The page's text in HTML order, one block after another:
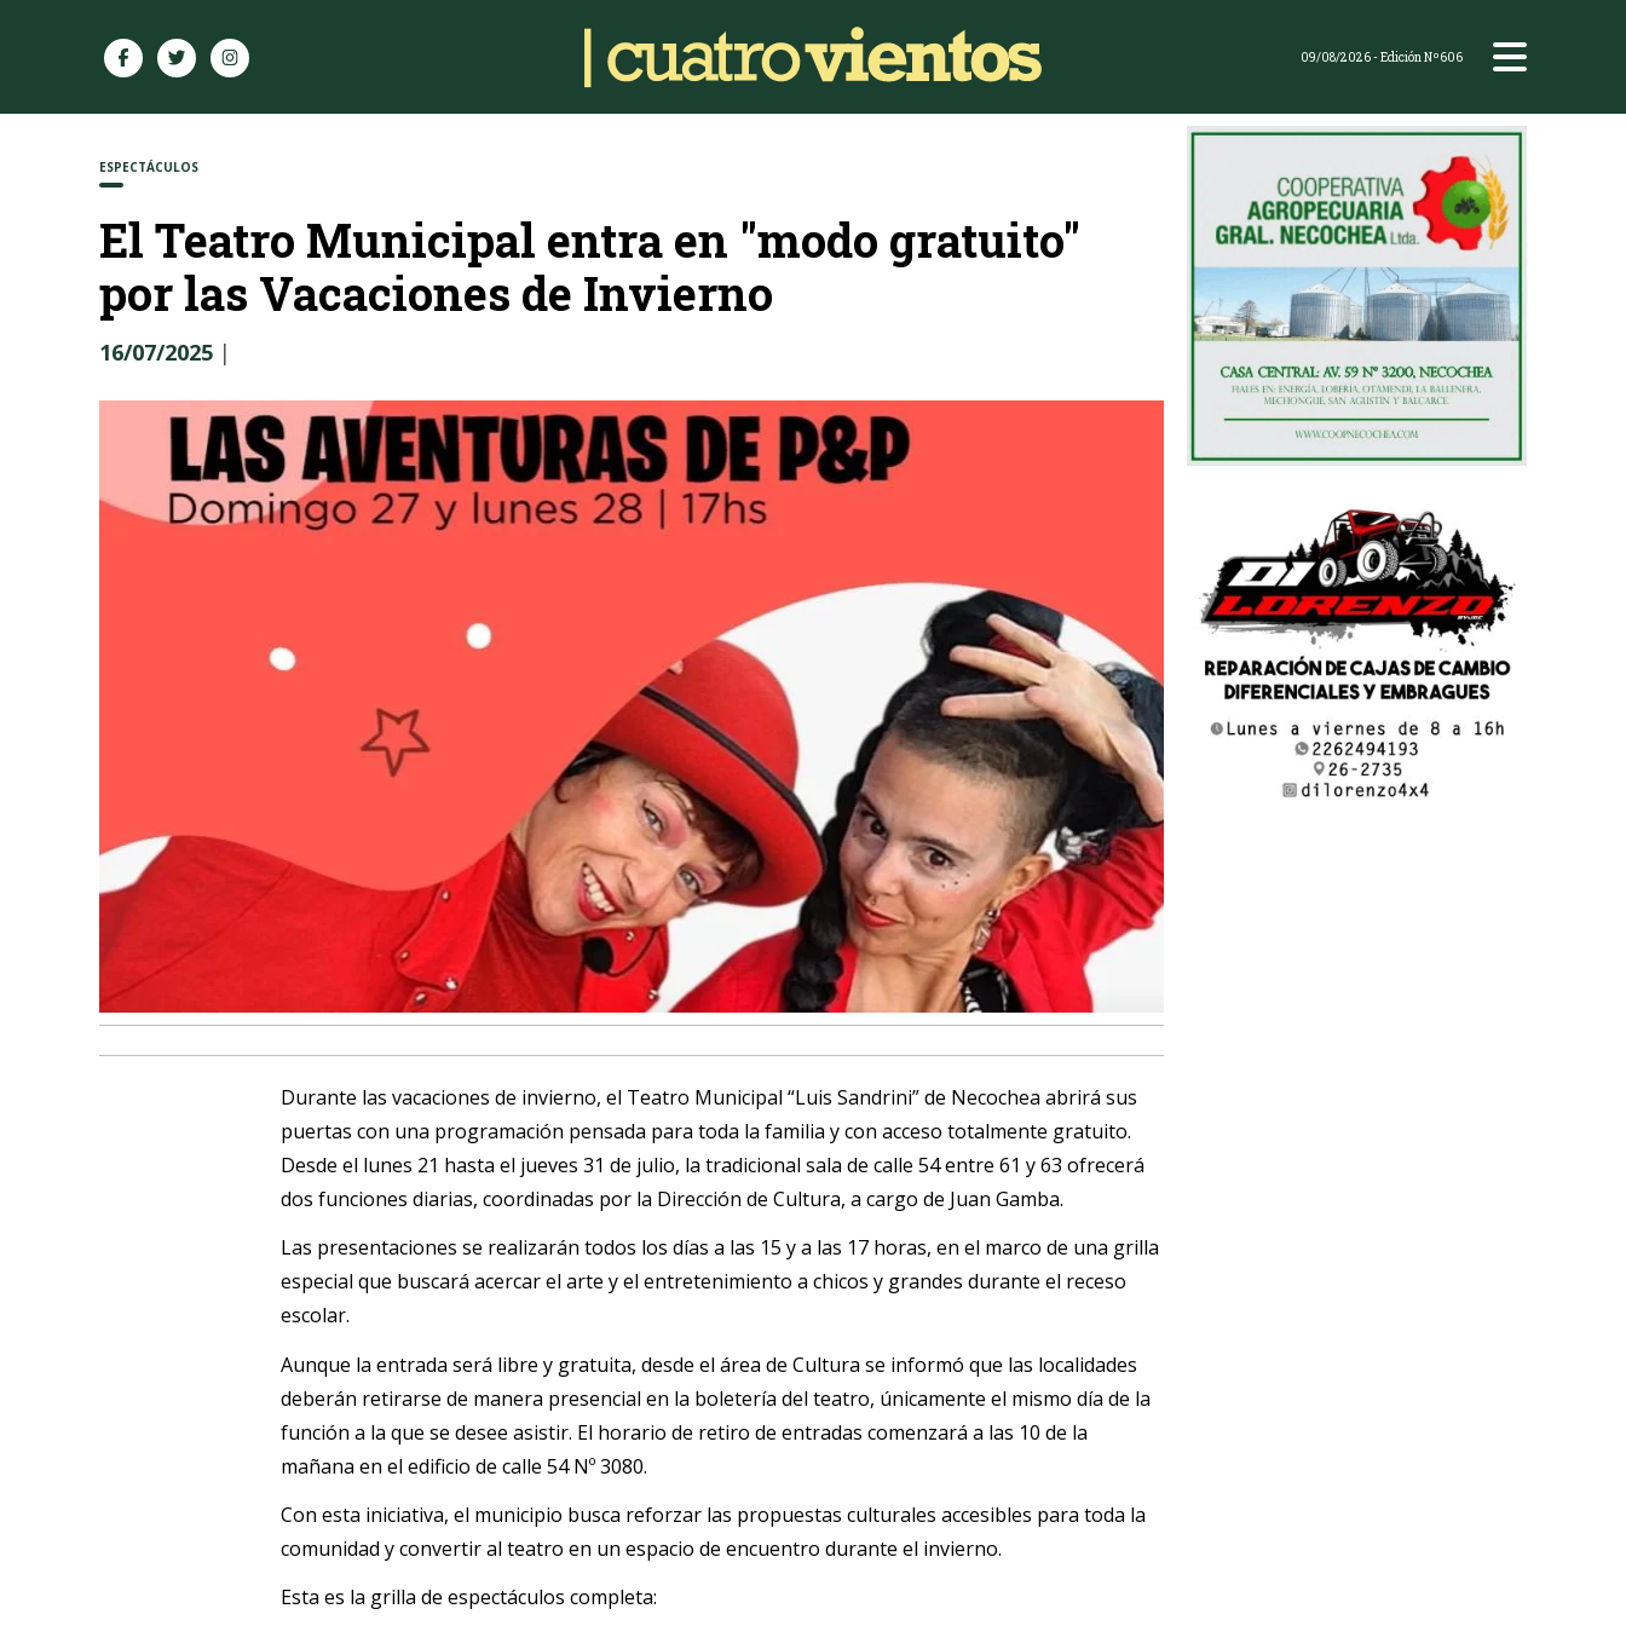
09/08/2026- Edición Nº606
ESPECTÁCULOS
El Teatro Municipal entra en "modo gratuito"
por las Vacaciones de Invierno
16/07/2025 |
Durante las vacaciones de invierno, el Teatro Municipal “Luis Sandrini” de Necochea abrirá sus
puertas con una programación pensada para toda la familia y con acceso totalmente gratuito.
Desde el lunes 21 hasta el jueves 31 de julio, la tradicional sala de calle 54 entre 61 y 63 ofrecerá
dos funciones diarias, coordinadas por la Dirección de Cultura, a cargo de Juan Gamba.
Las presentaciones se realizarán todos los días a las 15 y a las 17 horas, en el marco de una grilla
especial que buscará acercar el arte y el entretenimiento a chicos y grandes durante el receso
escolar.
Aunque la entrada será libre y gratuita, desde el área de Cultura se informó que las localidades
deberán retirarse de manera presencial en la boletería del teatro, únicamente el mismo día de la
función a la que se desee asistir. El horario de retiro de entradas comenzará a las 10 de la
mañana en el edificio de calle 54 Nº 3080.
Con esta iniciativa, el municipio busca reforzar las propuestas culturales accesibles para toda la
comunidad y convertir al teatro en un espacio de encuentro durante el invierno.
Esta es la grilla de espectáculos completa: